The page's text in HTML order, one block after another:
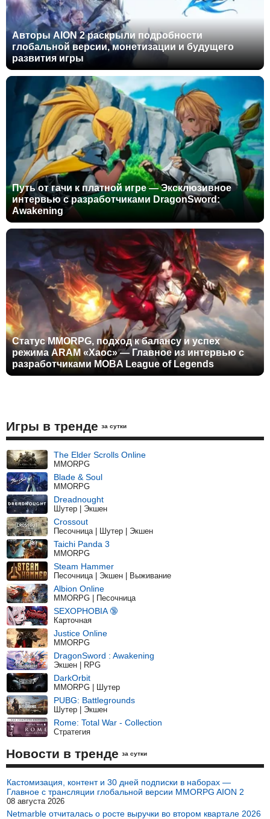
Авторы AION 2 раскрыли подробности
глобальной версии, монетизации и будущего
развития игры
Путь от гачи к платной игре — Эксклюзивное
интервью с разработчиками DragonSword:
Awakening
Статус MMORPG, подход к балансу и успех
режима ARAM «Хаос» — Главное из интервью с
разработчиками MOBA League of Legends
Игры в тренде за сутки
The Elder Scrolls Online
MMORPG
Blade & Soul
MMORPG
Dreadnought
Шутер | Экшен
Crossout
Песочница | Шутер | Экшен
Taichi Panda 3
MMORPG
Steam Hammer
Песочница | Экшен | Выживание
Albion Online
MMORPG | Песочница
SEXOPHOBIA 🔞
Карточная
Justice Online
MMORPG
DragonSword : Awakening
Экшен | RPG
DarkOrbit
MMORPG | Шутер
PUBG: Battlegrounds
Шутер | Экшен
Rome: Total War - Collection
Стратегия
Новости в тренде за сутки
Кастомизация, контент и 30 дней подписки в наборах —
Главное с трансляции глобальной версии MMORPG AION 2
08 августа 2026
Netmarble отчиталась о росте выручки во втором квартале 2026